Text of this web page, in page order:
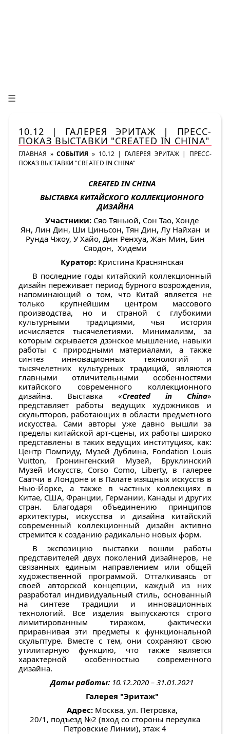
☰
10.12 | ГАЛЕРЕЯ ЭРИТАЖ | ПРЕСС-
ПОКАЗ ВЫСТАВКИ "CREATED IN CHINA"
ГЛАВНАЯ »СОБЫТИЯ » 10.12 | ГАЛЕРЕЯ ЭРИТАЖ | ПРЕСС-
ПОКАЗ ВЫСТАВКИ "CREATED IN CHINA"
CREATED IN CHINA
ВЫСТАВКА КИТАЙСКОГО КОЛЛЕКЦИОННОГО
ДИЗАЙНА
Участники: Сяо Тяньюй, Сон Тао, Хонде
Ян, Лин Дин, Ши Циньсон, Тян Дин,Лу Найхан и
Рунда Чжоу, У Хайо, Дин Ренхуа,Жан Мин, Бин
Сяодон, Хидеми
Куратор: Кристина Краснянская
В последние годы китайский коллекционный
дизайн переживает период бурного возрождения,
напоминающий о том, что Китай является не
только крупнейшим центром массового
производства, но и страной с глубокими
культурными традициями, чья история
исчисляется тысячелетиями. Минимализм, за
которым скрывается дзэнское мышление, навыки
работы с природными материалами, а также
синтез инновационных технологий и
тысячелетних культурных традиций, являются
главными отличительными особенностями
китайского современного коллекционного
дизайна. Выставка «Created in China»
представляет работы ведущих художников и
скульпторов, работающих в области предметного
искусства. Сами авторы уже давно вышли за
пределы китайской арт-сцены, их работы широко
представлены в таких ведущих институциях, как:
Центр Помпиду, Музей Дублина, Fondation Louis
Vuitton, Гронингенский Музей, Бруклинский
Музей Искусств, Corso Como, Liberty, в галерее
Саатчи в Лондоне и в Палате изящных искусств в
Нью-Йорке, а также в частных коллекциях в
Китае, США, Франции, Германии, Канады и других
стран. Благодаря объединению принципов
архитектуры, искусства и дизайна китайский
современный коллекционный дизайн активно
стремится к созданию радикально новых форм.
В экспозицию выставки вошли работы
представителей двух поколений дизайнеров, не
связанных единым направлением или общей
художественной программой. Отталкиваясь от
своей авторской концепции, каждый из них
разработал индивидуальный стиль, основанный
на синтезе традиции и инновационных
технологий. Все изделия выпускаются строго
лимитированным тиражом, фактически
приравнивая эти предметы к функциональной
скульптуре. Вместе с тем, они сохраняют свою
утилитарную функцию, что также является
характерной особенностью современного
дизайна.
Даты работы: 10.12.2020 – 31.01.2021
Галерея "Эритаж"
Адрес:Москва, ул. Петровка,
20/1, подъезд №2 (вход со стороны переулка
Петровские Линии), этаж 4